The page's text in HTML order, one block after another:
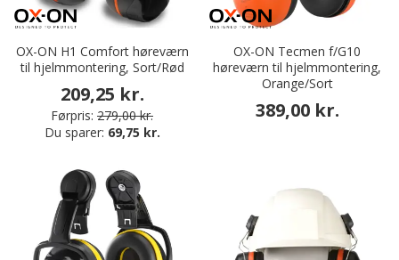
OX-ON H1 Comfort høreværn
til hjelmmontering, Sort/Rød
209,25 kr.
Førpris: 279,00 kr.
Du sparer: 69,75 kr.
OX-ON Tecmen f/G10
høreværn til hjelmmontering,
Orange/Sort
389,00 kr.